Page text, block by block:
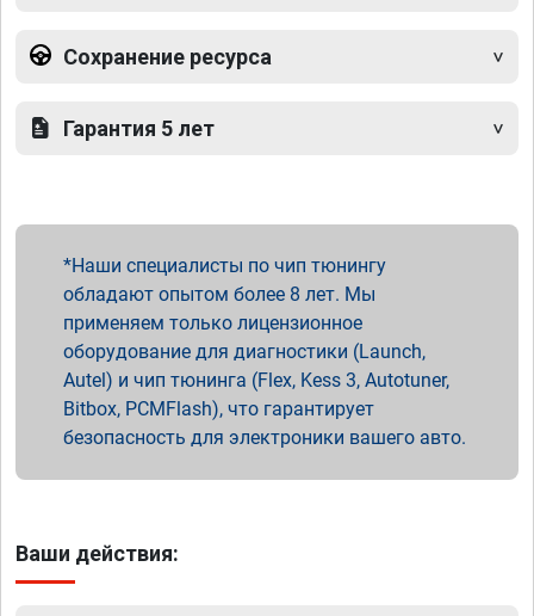
Сохранение ресурса
Гарантия 5 лет
Наши специалисты по чип тюнингу
обладают опытом более 8 лет. Мы
применяем только лицензионное
оборудование для диагностики (Launch,
Autel) и чип тюнинга (Flex, Kess 3, Autotuner,
Bitbox, PCMFlash), что гарантирует
безопасность для электроники вашего авто.
Ваши действия: